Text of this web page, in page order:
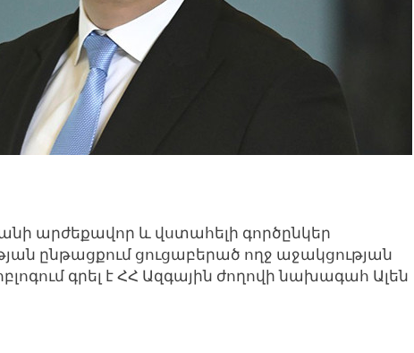
արժեքավոր և վստահելի գործընկեր
ընթացքում ցուցաբերած ողջ աջակցության
գրել է ՀՀ Ազգային ժողովի նախագահ Ալեն